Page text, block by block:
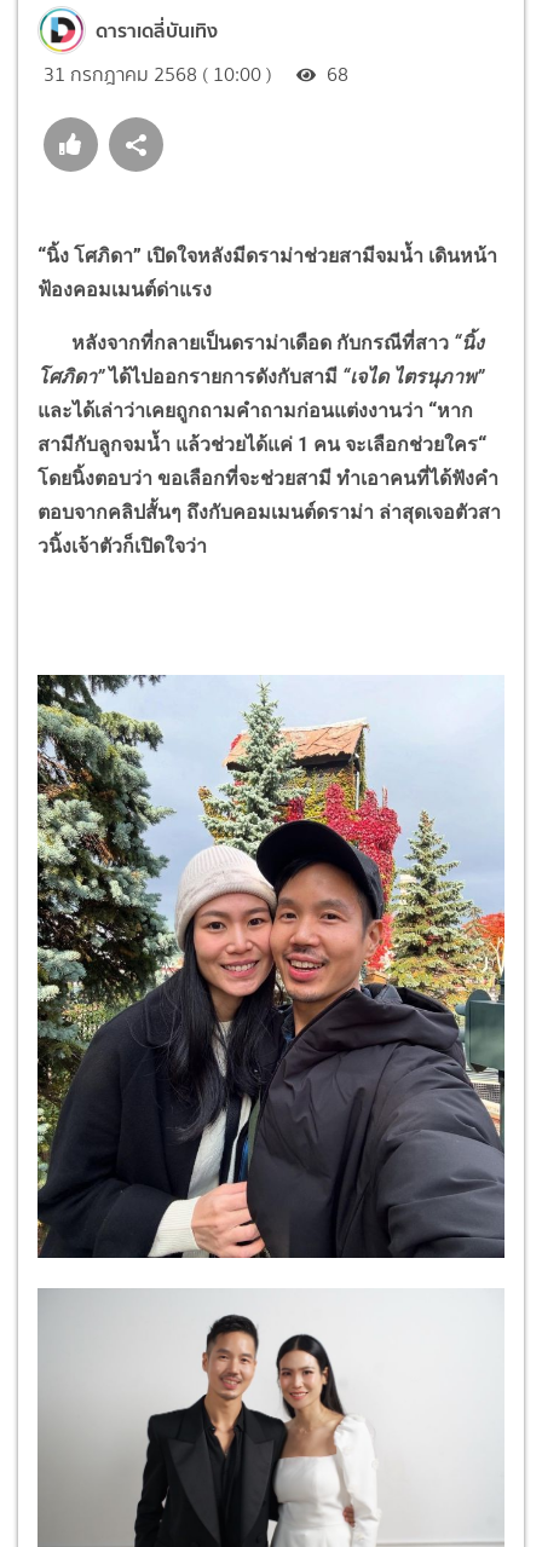
ดาราเดลี่บันเทิง
31 กรกฎาคม 2568 ( 10:00 ) 68
“นิ้ง โศภิดา” เปิดใจหลังมีดราม่าช่วยสามีจมน้ำ เดินหน้า
ฟ้องคอมเมนต์ด่าแรง
หลังจากที่กลายเป็นดราม่าเดือด กับกรณีที่สาว “นิ้ง
โศภิดา” ได้ไปออกรายการดังกับสามี “เจได ไตรนุภาพ”
และได้เล่าว่าเคยถูกถามคำถามก่อนแต่งงานว่า “หาก
สามีกับลูกจมน้ำ แล้วช่วยได้แค่ 1 คน จะเลือกช่วยใคร“
โดยนิ้งตอบว่า ขอเลือกที่จะช่วยสามี ทำเอาคนที่ได้ฟังคำ
ตอบจากคลิปสั้นๆ ถึงกับคอมเมนต์ดราม่า ล่าสุดเจอตัวสา
วนิ้งเจ้าตัวก็เปิดใจว่า